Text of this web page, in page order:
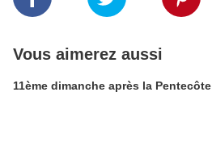
Vous aimerez aussi
11ème dimanche après la Pentecôte